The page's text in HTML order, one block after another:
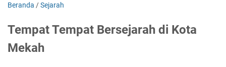
Beranda /Sejarah
Tempat Tempat Bersejarah di Kota
Mekah